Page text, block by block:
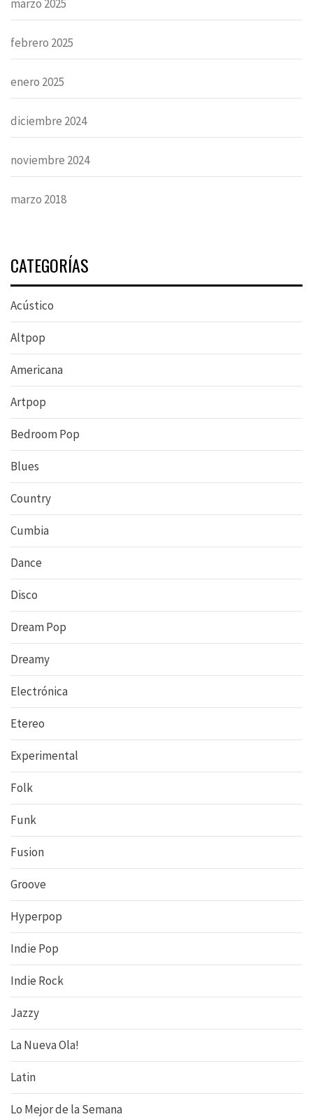
marzo 2025
febrero 2025
enero 2025
diciembre 2024
noviembre 2024
marzo 2018
CATEGORÍAS
Acústico
Altpop
Americana
Artpop
Bedroom Pop
Blues
Country
Cumbia
Dance
Disco
Dream Pop
Dreamy
Electrónica
Etereo
Experimental
Folk
Funk
Fusion
Groove
Hyperpop
Indie Pop
Indie Rock
Jazzy
La Nueva Ola!
Latin
Lo Mejor de la Semana